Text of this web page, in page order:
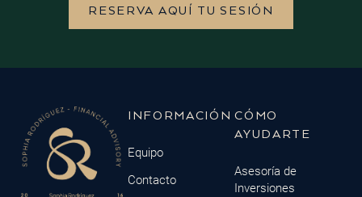
RESERVA AQUÍ TU SESIÓN
INFORMACIÓN
Equipo
Contacto
CÓMO
AYUDARTE
Asesoría de
Inversiones